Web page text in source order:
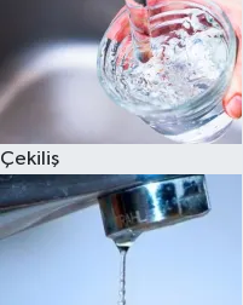
Çekiliş